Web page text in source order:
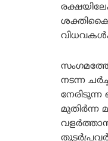
നടന്ന
മുതിർന്ന